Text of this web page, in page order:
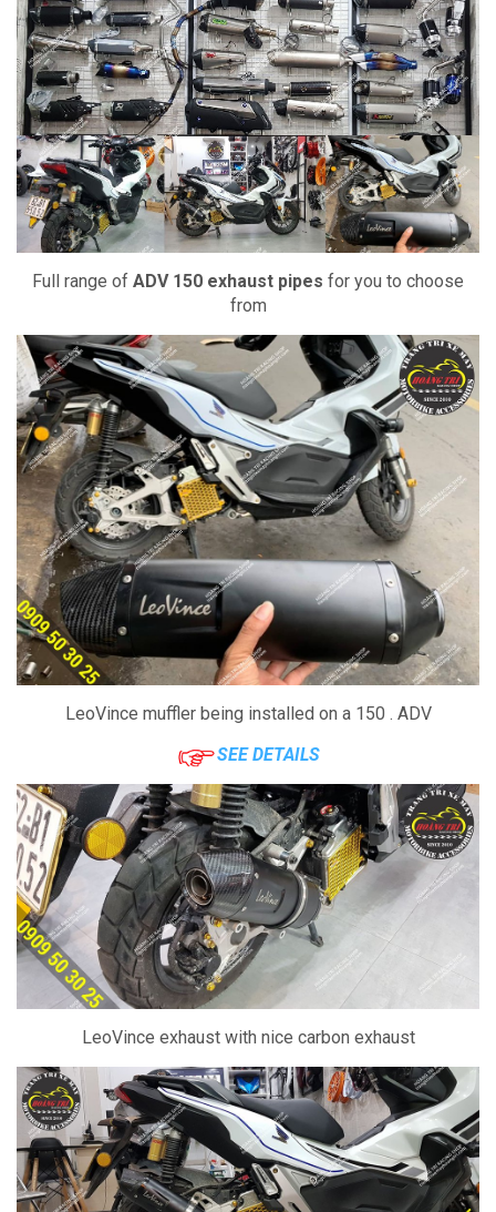
Full range of ADV 150 exhaust pipes for you to choose
from
LeoVince muffler being installed on a 150 . ADV
SEE DETAILS
LeoVince exhaust with nice carbon exhaust